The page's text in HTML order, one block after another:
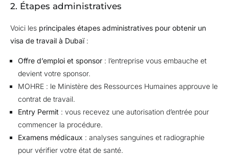
2. Étapes administratives
Voici les principales étapes administratives pour obtenir un
visa de travail à Dubaï :
Offre d’emploi et sponsor : l’entreprise vous embauche et
devient votre sponsor.
MOHRE : le Ministère des Ressources Humaines approuve le
contrat de travail.
Entry Permit : vous recevez une autorisation d’entrée pour
commencer la procédure.
Examens médicaux : analyses sanguines et radiographie
pour vérifier votre état de santé.